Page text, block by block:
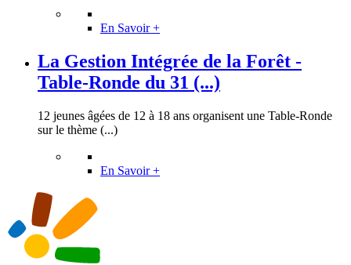
En Savoir +
La Gestion Intégrée de la Forêt -
Table-Ronde du 31 (...)
12 jeunes âgées de 12 à 18 ans organisent une Table-Ronde
sur le thème (...)
En Savoir +